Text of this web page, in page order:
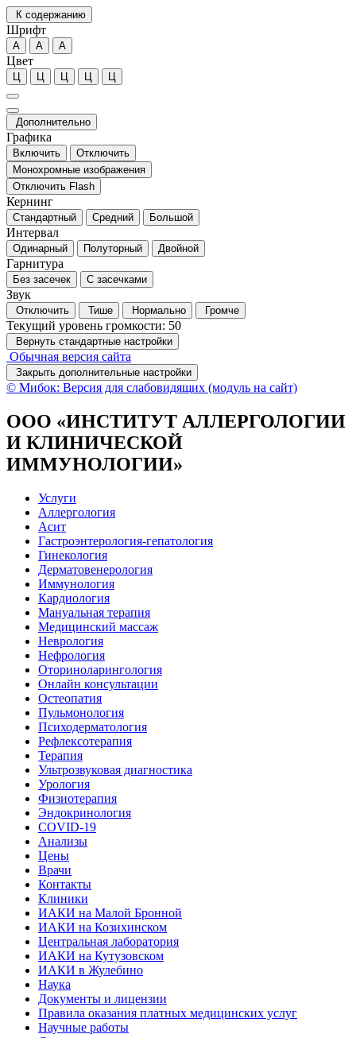
К содержанию
Шрифт
А А А
Цвет
Ц Ц Ц Ц Ц
Дополнительно
Графика
Включить
Отключить
Монохромные изображения
Отключить Flash
Кернинг
Стандартный Средний Большой
Интервал
Одинарный Полуторный Двойной
Гарнитура
Без засечек С засечками
Звук
Отключить Тише Нормально Громче
Текущий уровень громкости: 50
Вернуть стандартные настройки
Обычная версия сайта
Закрыть дополнительные настройки
© Мибок: Версия для слабовидящих (модуль на сайт)
ООО «ИНСТИТУТ АЛЛЕРГОЛОГИИ
И КЛИНИЧЕСКОЙ
ИММУНОЛОГИИ»
Услуги
Аллергология
Асит
Гастроэнтерология-гепатология
Гинекология
Дерматовенерология
Иммунология
Кардиология
Мануальная терапия
Медицинский массаж
Неврология
Нефрология
Оториноларингология
Онлайн консультации
Остеопатия
Пульмонология
Психодерматология
Рефлексотерапия
Терапия
Ультрозвуковая диагностика
Урология
Физиотерапия
Эндокринология
COVID-19
Анализы
Цены
Врачи
Контакты
Клиники
ИАКИ на Малой Бронной
ИАКИ на Козихинском
Центральная лаборатория
ИАКИ на Кутузовском
ИАКИ в Жулебино
Наука
Документы и лицензии
Правила оказания платных медицинских услуг
Научные работы